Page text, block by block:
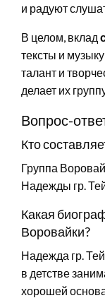
и радуют
В целом, вклад
тексты и
талант и
делает их
Вопрос-
Кто
Группа
Надежды гр.
Какая
Воровайки?
Надежда гр.
в детстве
хорошей